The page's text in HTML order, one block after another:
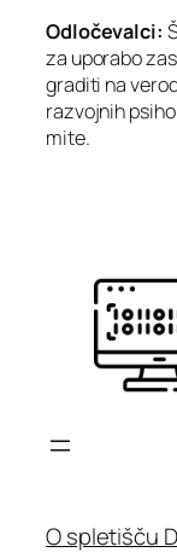
Odločevalci:
za uporabo
graditi na
razvojnih
mite.
O spletišču